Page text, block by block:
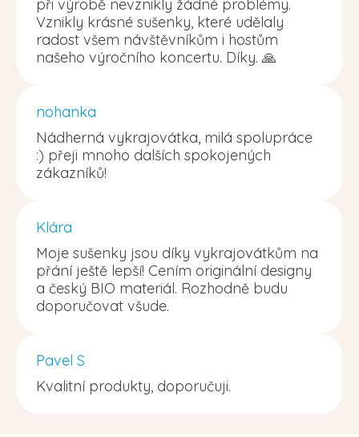
při výrobě nevznikly žádné problémy.
Vznikly krásné sušenky, které udělaly
radost všem návštěvníkům i hostům
našeho výročního koncertu. Díky. 🙏
nohanka
Nádherná vykrajovátka, milá spolupráce
:) přeji mnoho dalších spokojených
zákazníků!
Klára
Moje sušenky jsou díky vykrajovátkům na
přání ještě lepší! Cením originální designy
a český BIO materiál. Rozhodně budu
doporučovat všude.
Pavel S
Kvalitní produkty, doporučuji.